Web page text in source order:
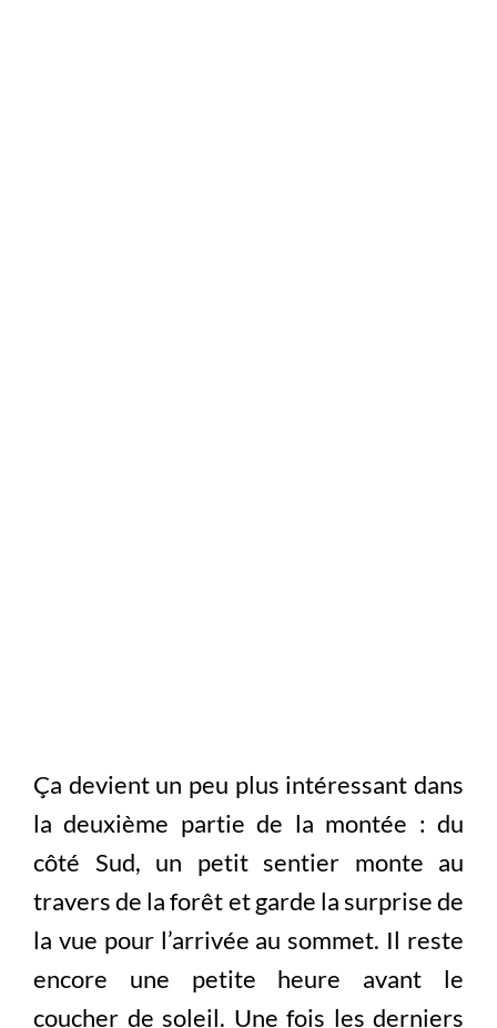
Ça devient un peu plus intéressant dans
la deuxième partie de la montée : du
côté Sud, un petit sentier monte au
travers de la forêt et garde la surprise de
la vue pour l’arrivée au sommet. Il reste
encore une petite heure avant le
coucher de soleil. Une fois les derniers